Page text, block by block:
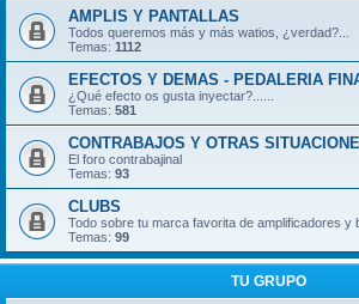
AMPLIS Y PANTALLAS
Todos queremos más y más watios, ¿verdad?...
Temas: 1112
EFECTOS Y DEMAS - PEDALERIA
¿Qué efecto os gusta inyectar?......
Temas: 581
CONTRABAJOS Y OTRAS
El foro contrabajinal
Temas: 93
CLUBS
Todo sobre tu marca favorita de amplificadores y
Temas: 99
TU GRUPO